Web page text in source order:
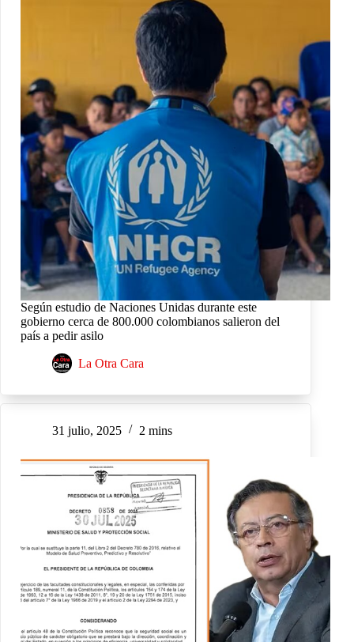
Según estudio de Naciones Unidas durante este
gobierno cerca de 800.000 colombianos salieron del
país a pedir asilo
La Otra Cara
31 julio, 2025 2 mins